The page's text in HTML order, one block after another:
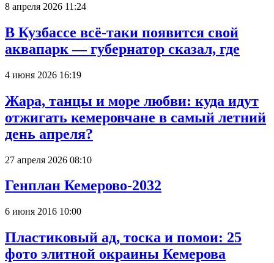
8 апреля 2026 11:24
В Кузбассе всё-таки появится свой
аквапарк — губернатор сказал, где
4 июня 2026 16:19
Жара, танцы и море любви: куда идут
отжигать кемеровчане в самый летний
день апреля?
27 апреля 2026 08:10
Генплан Кемерово-2032
6 июня 2016 10:00
Пластиковый ад, тоска и помои: 25
фото элитной окраины Кемерова